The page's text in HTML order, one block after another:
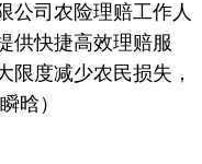
司农险理赔工作人
供快捷高效理赔服
限度减少农民损失，
晗）